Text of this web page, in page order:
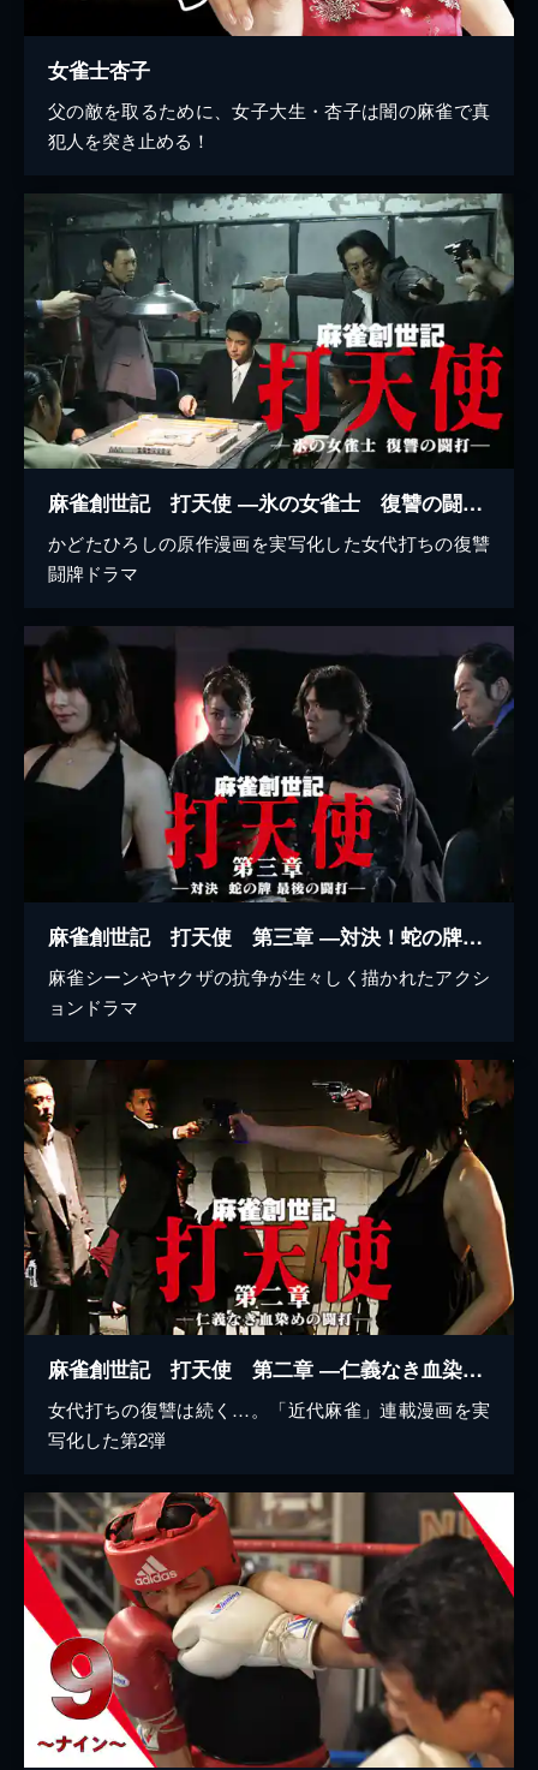
女雀士杏子
父の敵を取るために、女子大生・杏子は闇の麻雀で真
犯人を突き止める！
麻雀創世記 打天使 ―氷の女雀士 復讐の闘打―
かどたひろしの原作漫画を実写化した女代打ちの復讐
闘牌ドラマ
麻雀創世記 打天使 第三章 ―対決！蛇の牌 最後の闘打―
麻雀シーンやヤクザの抗争が生々しく描かれたアクシ
ョンドラマ
麻雀創世記 打天使 第二章 ―仁義なき血染めの闘打―
女代打ちの復讐は続く…。「近代麻雀」連載漫画を実
写化した第2弾